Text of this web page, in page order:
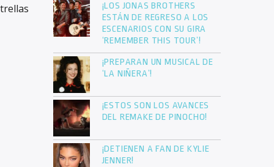
¡LOS JONAS BROTHERS
ESTÁN DE REGRESO A LOS
ESCENARIOS CON SU GIRA
‘REMEMBER THIS TOUR’!
¡PREPARAN UN MUSICAL DE
‘LA NIÑERA’!
¡ESTOS SON LOS AVANCES
DEL REMAKE DE PINOCHO!
¡DETIENEN A FAN DE KYLIE
JENNER!